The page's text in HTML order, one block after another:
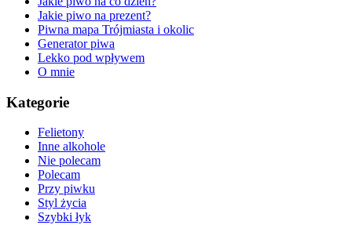
Jakie piwo na prezent?
Piwna mapa Trójmiasta i okolic
Generator piwa
Lekko pod wpływem
O mnie
Kategorie
Felietony
Inne alkohole
Nie polecam
Polecam
Przy piwku
Styl życia
Szybki łyk